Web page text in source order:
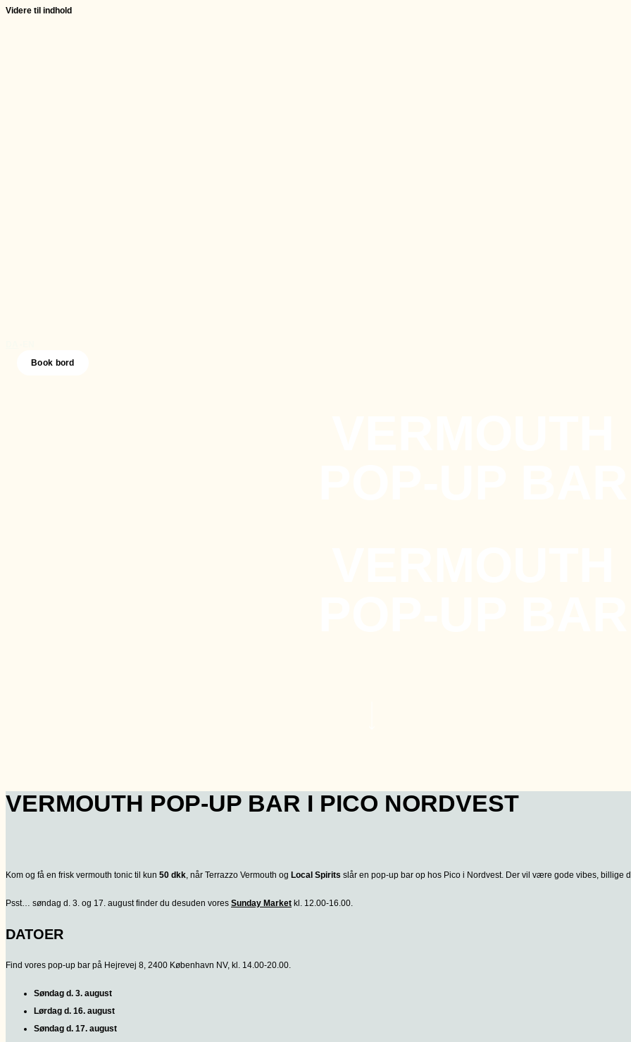
Videre til indhold
Book bord
VERMOUTH POP-UP BAR I PICO NORDVEST
Kom og få en frisk vermouth tonic til kun 50 dkk, når Terrazzo Vermouth og Local Spirits slår en pop-up bar op hos Pico i Nordvest. Der vil være gode vibes, billige
Psst… søndag d. 3. og 17. august finder du desuden vores Sunday Market kl. 12.00-16.00.
DATOER
Find vores pop-up bar på Hejrevej 8, 2400 København NV, kl. 14.00-20.00.
Søndag d. 3. august
Lørdag d. 16. august
Søndag d. 17. august